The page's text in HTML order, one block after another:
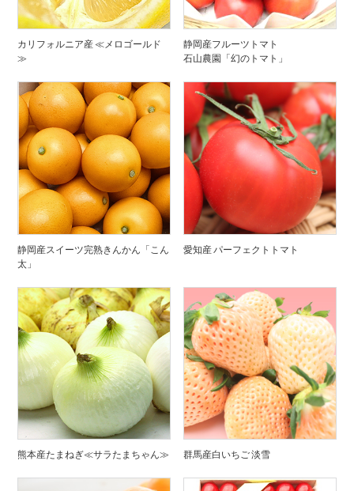
カリフォルニア産 ≪メロゴールド
≫
静岡産フルーツトマト
石山農園「幻のトマト」
静岡産スイーツ完熟きんかん「こん
太」
愛知産 パーフェクトトマト
熊本産たまねぎ≪サラたまちゃん≫ 群馬産白いちご 淡雪